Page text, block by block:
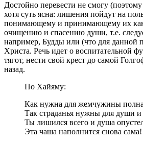
Достойно перевести не смогу
хотя суть ясна: лишения пойдут на
понимающему и принимающему их
очищению и спасению души, т.е.
например, Будды или (что для данной
Христа. Речь идет о воспитательной
тягот, нести свой крест до самой
назад.
По Хайяму:
Как нужна для жемчужины
Так страданья нужны для души и
Ты лишился всего и душа
Эта чаша наполнится снова сама!